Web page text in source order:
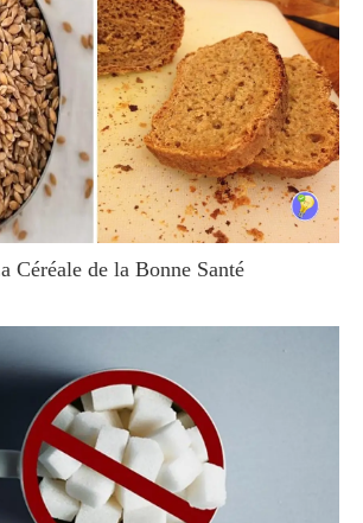
Céréale de la Bonne Santé